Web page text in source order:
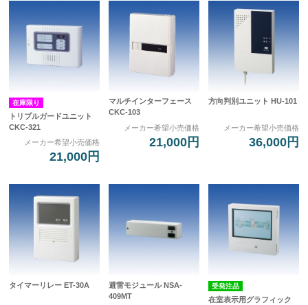
在庫限り
トリプルガードユニット
CKC-321
メーカー希望小売価格
21,000円
マルチインターフェース
CKC-103
メーカー希望小売価格
21,000円
方向判別ユニット HU-101
メーカー希望小売価格
36,000円
タイマーリレー ET-30A
避雷モジュール NSA-
409MT
受発注品
在室表示用グラフィック